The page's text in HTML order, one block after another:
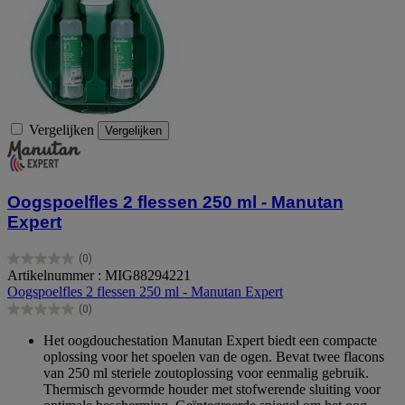
Vergelijken Vergelijken
Oogspoelfles 2 flessen 250 ml - Manutan
Expert
(0)
0.0
van
de
5
Artikelnummer : MIG88294221
Oogspoelfles 2 flessen 250 ml - Manutan Expert
(0)
0.0
sterren.
Het oogdouchestation Manutan Expert biedt een compacte
oplossing voor het spoelen van de ogen. Bevat twee flacons
van 250 ml steriele zoutoplossing voor eenmalig gebruik.
Thermisch gevormde houder met stofwerende sluiting voor